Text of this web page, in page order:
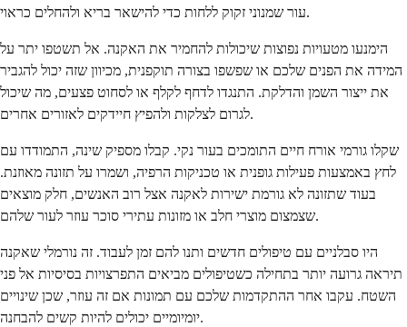
עור שמנוני זקוק ללחות כדי להישאר בריא ולהחלים כראוי.
הימנעו מטעויות נפוצות שיכולות להחמיר את האקנה. אל תשטפו יתר על
המידה את הפנים שלכם או שפשפו בצורה תוקפנית, מכיוון שזה יכול להגביר
את ייצור השמן והדלקת. התנגדו לדחף לקלף או לסחוט פצעים, מה שיכול
לגרום לצלקות ולהפיץ חיידקים לאזורים אחרים.
שקלו גורמי אורח חיים התומכים בעור נקי. קבלו מספיק שינה, התמודדו עם
לחץ באמצעות פעילות גופנית או טכניקות הרפיה, ושמרו על תזונה מאוזנת.
בעוד שתזונה לא גורמת ישירות לאקנה אצל רוב האנשים, חלק מוצאים
שצמצום מוצרי חלב או מזונות עתירי סוכר עוזר לעור שלהם.
היו סבלניים עם טיפולים חדשים ותנו להם זמן לעבוד. זה נורמלי שאקנה
תיראה גרועה יותר בתחילה כשטיפולים מביאים התפרצויות בסיסיות אל פני
השטח. עקבו אחר ההתקדמות שלכם עם תמונות אם זה עוזר, שכן שינויים
יומיומיים יכולים להיות קשים להבחנה.